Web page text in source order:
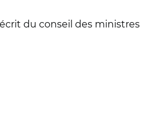
du conseil des ministres